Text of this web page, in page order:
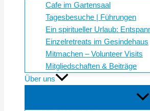
Cafe im Gartensaal
Tagesbesuche | Führungen
Ein spiritueller Urlaub:
Einzelretreats im Gesindehaus
Mitmachen – Volunteer Visits
Mitgliedschaften & Beiträge
Über uns